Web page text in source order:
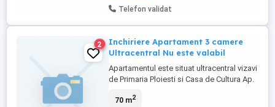
Telefon validat
2
Inchiriere Apartament 3 camere
Ultracentral Nu este valabil
Apartamentul este situat ultracentral vizavi
de Primaria Ploiesti si Casa de Cultura Ap.
renovat cu geamuri termopan si parchet
70 m2